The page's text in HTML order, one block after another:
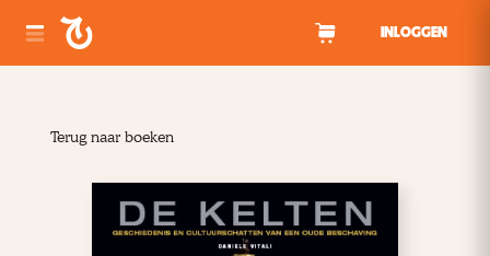
INLOGGEN
Terug naar boeken